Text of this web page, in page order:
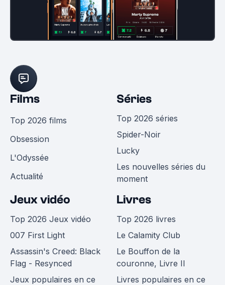
Films
Top 2026 films
Obsession
L'Odyssée
Actualité
Séries
Top 2026 séries
Spider-Noir
Lucky
Les nouvelles séries du
moment
Jeux vidéo
Top 2026 Jeux vidéo
007 First Light
Assassin's Creed: Black
Flag - Resynced
Jeux populaires en ce
Livres
Top 2026 livres
Le Calamity Club
Le Bouffon de la
couronne, Livre II
Livres populaires en ce